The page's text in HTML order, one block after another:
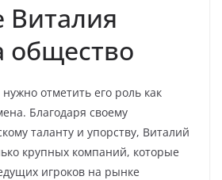
Виталия
общество
отметить его роль как
Благодаря своему
таланту и упорству, Виталий
крупных компаний, которые
игроков на рынке